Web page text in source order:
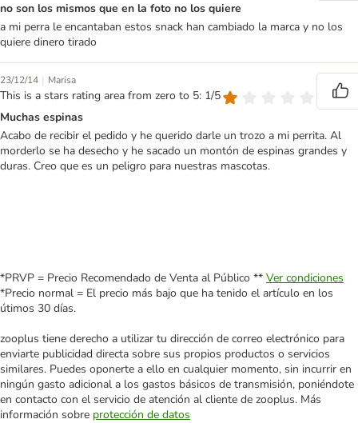
no son los mismos que en la foto no los quiere
a mi perra le encantaban estos snack han cambiado la marca y no los
quiere dinero tirado
23/12/14 | Marisa
This is a stars rating area from zero to 5: 1/5
Muchas espinas
Acabo de recibir el pedido y he querido darle un trozo a mi perrita. Al
morderlo se ha desecho y he sacado un montón de espinas grandes y
duras. Creo que es un peligro para nuestras mascotas.
*PRVP = Precio Recomendado de Venta al Público ** Ver condiciones
*Precio normal = El precio más bajo que ha tenido el artículo en los
útimos 30 días.
zooplus tiene derecho a utilizar tu dirección de correo electrónico para
enviarte publicidad directa sobre sus propios productos o servicios
similares. Puedes oponerte a ello en cualquier momento, sin incurrir en
ningún gasto adicional a los gastos básicos de transmisión, poniéndote
en contacto con el servicio de atención al cliente de zooplus. Más
información sobre protección de datos